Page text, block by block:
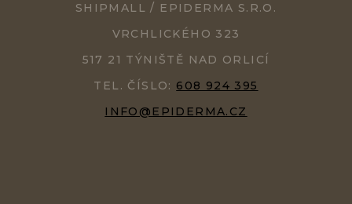
SHIPMALL / EPIDERMA S.R.O.
VRCHLICKÉHO 323
517 21 TÝNIŠTĚ NAD ORLICÍ
TEL. ČÍSLO: 608 924 395
INFO@EPIDERMA.CZ